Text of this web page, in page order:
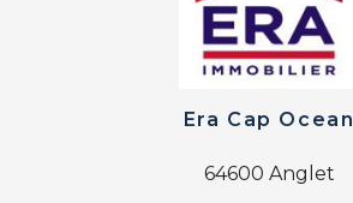
Era Cap Ocean
64600 Anglet